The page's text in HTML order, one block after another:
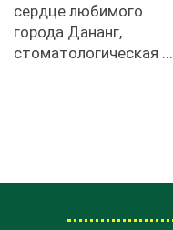
сердце любимого
города Дананг,
стоматологическая ...